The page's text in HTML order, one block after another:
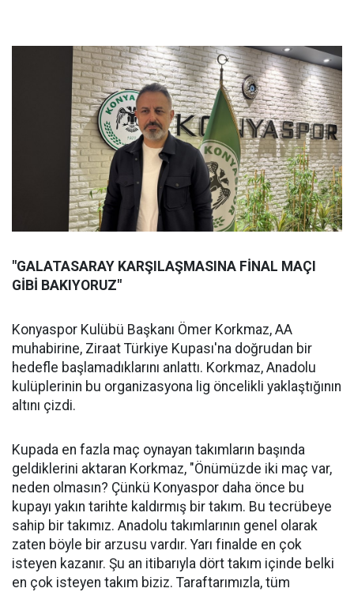
"GALATASARAY KARŞILAŞMASINA FİNAL MAÇI
GİBİ BAKIYORUZ"
Konyaspor Kulübü Başkanı Ömer Korkmaz, AA
muhabirine, Ziraat Türkiye Kupası'na doğrudan bir
hedefle başlamadıklarını anlattı. Korkmaz, Anadolu
kulüplerinin bu organizasyona lig öncelikli yaklaştığının
altını çizdi.
Kupada en fazla maç oynayan takımların başında
geldiklerini aktaran Korkmaz, "Önümüzde iki maç var,
neden olmasın? Çünkü Konyaspor daha önce bu
kupayı yakın tarihte kaldırmış bir takım. Bu tecrübeye
sahip bir takımız. Anadolu takımlarının genel olarak
zaten böyle bir arzusu vardır. Yarı finalde en çok
isteyen kazanır. Şu an itibarıyla dört takım içinde belki
en çok isteyen takım biziz. Taraftarımızla, tüm